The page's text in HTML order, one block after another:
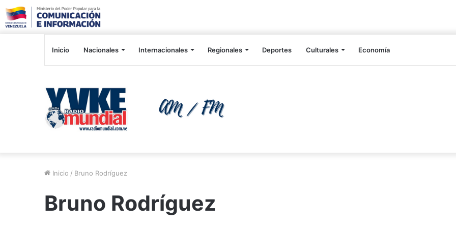
Inicio Nacionales Internacionales Regionales Deportes Culturales Economía
Inicio / Bruno Rodríguez
Bruno Rodríguez